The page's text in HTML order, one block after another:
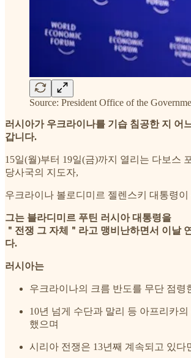
Source: President Office of the
러시아가 우크라이나를 기습 침공한 지 어
갑니다.
15일(월)부터 19일(금)까지 열리는 다보스
당사국의 지도자,
우크라이나 볼로디미르 젤렌스키 대통령
그는 블라디미르 푸틴 러시아 대통령을
＂전쟁 그 자체＂라고 맹비난하면서 이날
다.
러시아는
우크라이나의 크름 반도를 무단 점령
10년 넘게 수단과 말리 등 아프리카
했으며
시리아 전쟁은 13년째 계속되고 있다